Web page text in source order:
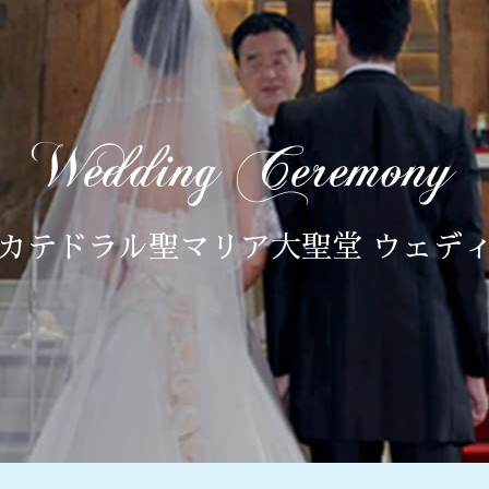
テドラル聖マリア大聖堂 ウェデ